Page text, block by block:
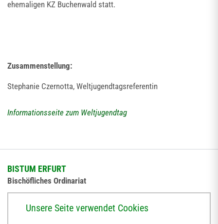
ehemaligen KZ Buchenwald statt.
Zusammenstellung:
Stephanie Czernotta, Weltjugendtagsreferentin
Informationsseite zum Weltjugendtag
BISTUM ERFURT
Bischöfliches Ordinariat
Unsere Seite verwendet Cookies